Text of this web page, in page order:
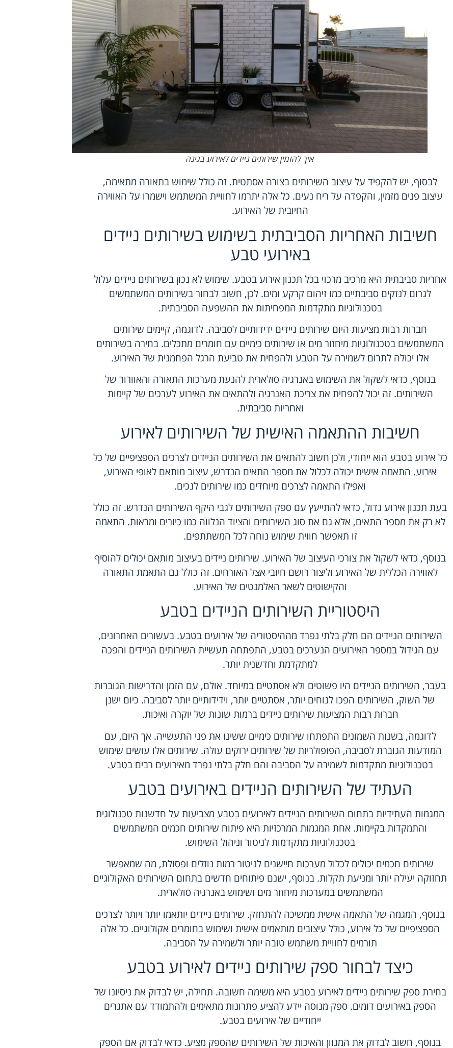
איך להזמין שירותים ניידים לאירוע בגינה
לבסוף, יש להקפיד על עיצוב השירותים בצורה אסתטית. זה כולל שימוש בתאורה מתאימה,
עיצוב פנים מזמין, והקפדה על ריח נעים. כל אלה יתרמו לחוויית המשתמש וישמרו על האווירה
החיובית של האירוע.
חשיבות האחריות הסביבתית בשימוש בשירותים ניידים
באירועי טבע
אחריות סביבתית היא מרכיב מרכזי בכל תכנון אירוע בטבע. שימוש לא נכון בשירותים ניידים עלול
לגרום לנזקים סביבתיים כמו זיהום קרקע ומים. לכן, חשוב לבחור בשירותים המשתמשים
בטכנולוגיות מתקדמות המפחיתות את ההשפעה הסביבתית.
חברות רבות מציעות היום שירותים ניידים ידידותיים לסביבה. לדוגמה, קיימים שירותים
המשתמשים בטכנולוגיות מיחזור מים או שירותים כימיים עם חומרים מתכלים. בחירה בשירותים
אלו יכולה לתרום לשמירה על הטבע ולהפחית את טביעת הרגל הפחמנית של האירוע.
בנוסף, כדאי לשקול את השימוש באנרגיה סולארית להנעת מערכות התאורה והאוורור של
השירותים. זה יכול להפחית את צריכת האנרגיה ולהתאים את האירוע לערכים של קיימות
ואחריות סביבתית.
חשיבות ההתאמה האישית של השירותים לאירוע
כל אירוע בטבע הוא ייחודי, ולכן חשוב להתאים את השירותים הניידים לצרכים הספציפיים של כל
אירוע. התאמה אישית יכולה לכלול את מספר התאים הנדרש, עיצוב מותאם לאופי האירוע,
ואפילו התאמה לצרכים מיוחדים כמו שירותים לנכים.
בעת תכנון אירוע גדול, כדאי להתייעץ עם ספק השירותים לגבי היקף השירותים הנדרש. זה כולל
לא רק את מספר התאים, אלא גם את סוג השירותים והציוד הנלווה כמו כיורים ומראות. התאמה
זו תאפשר חווית שימוש נוחה לכל המשתתפים.
בנוסף, כדאי לשקול את צורכי העיצוב של האירוע. שירותים ניידים בעיצוב מותאם יכולים להוסיף
לאווירה הכללית של האירוע וליצור רושם חיובי אצל האורחים. זה כולל גם התאמת התאורה
והקישוטים לשאר האלמנטים של האירוע.
היסטוריית השירותים הניידים בטבע
השירותים הניידים הם חלק בלתי נפרד מההיסטוריה של אירועים בטבע. בעשורים האחרונים,
עם הגידול במספר האירועים הנערכים בטבע, התפתחה תעשיית השירותים הניידים והפכה
למתקדמת וחדשנית יותר.
בעבר, השירותים הניידים היו פשוטים ולא אסתטיים במיוחד. אולם, עם הזמן והדרישות הגוברות
של השוק, השירותים הפכו לנוחים יותר, אסתטיים יותר, וידידותיים יותר לסביבה. כיום ישנן
חברות רבות המציעות שירותים ניידים ברמות שונות של יוקרה ואיכות.
לדוגמה, בשנות השמונים התפתחו שירותים כימיים ששינו את פני התעשייה. אך היום, עם
המודעות הגוברת לסביבה, הפופולריות של שירותים ירוקים עולה. שירותים אלו עושים שימוש
בטכנולוגיות מתקדמות לשמירה על הסביבה והם חלק בלתי נפרד מאירועים רבים בטבע.
העתיד של השירותים הניידים באירועים בטבע
המגמות העתידיות בתחום השירותים הניידים לאירועים בטבע מצביעות על חדשנות טכנולוגית
והתמקדות בקיימות. אחת המגמות המרכזיות היא פיתוח שירותים חכמים המשתמשים
בטכנולוגיות מתקדמות לניטור וניהול השימוש.
שירותים חכמים יכולים לכלול מערכות חיישנים לניטור רמות נוזלים ופסולת, מה שמאפשר
תחזוקה יעילה יותר ומניעת תקלות. בנוסף, ישנם פיתוחים חדשים בתחום השירותים האקולוגיים
המשתמשים במערכות מיחזור מים ושימוש באנרגיה סולארית.
בנוסף, המגמה של התאמה אישית ממשיכה להתחזק. שירותים ניידים יותאמו יותר ויותר לצרכים
הספציפיים של כל אירוע, כולל עיצובים מותאמים אישית ושימוש בחומרים אקולוגיים. כל אלה
תורמים לחוויית משתמש טובה יותר ולשמירה על הסביבה.
כיצד לבחור ספק שירותים ניידים לאירוע בטבע
בחירת ספק שירותים ניידים לאירוע בטבע היא משימה חשובה. תחילה, יש לבדוק את ניסיונו של
הספק באירועים דומים. ספק מנוסה יידע להציע פתרונות מתאימים ולהתמודד עם אתגרים
ייחודיים של אירועים בטבע.
בנוסף, חשוב לבדוק את המגוון והאיכות של השירותים שהספק מציע. כדאי לבדוק אם הספק